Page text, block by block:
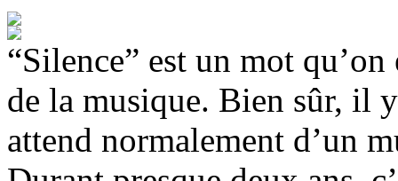
“Silence” est un mot
de la musique. Bien sûr, il
attend normalement d’un